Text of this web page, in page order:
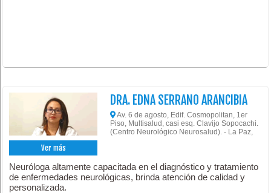
Ver más
DRA. EDNA SERRANO ARANCIBIA
Av. 6 de agosto, Edif. Cosmopolitan, 1er
Piso, Multisalud, casi esq. Clavijo Sopocachi.
(Centro Neurológico Neurosalud). - La Paz,
Neuróloga altamente capacitada en el diagnóstico y tratamiento
de enfermedades neurológicas, brinda atención de calidad y
personalizada.